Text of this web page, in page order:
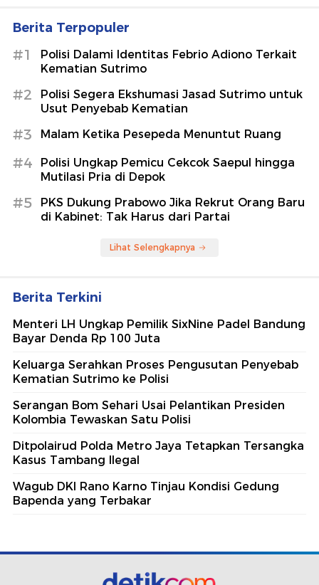
Berita Terpopuler
#1
Polisi Dalami Identitas Febrio Adiono Terkait
Kematian Sutrimo
#2
Polisi Segera Ekshumasi Jasad Sutrimo untuk
Usut Penyebab Kematian
#3 Malam Ketika Pesepeda Menuntut Ruang
#4
Polisi Ungkap Pemicu Cekcok Saepul hingga
Mutilasi Pria di Depok
#5
PKS Dukung Prabowo Jika Rekrut Orang Baru
di Kabinet: Tak Harus dari Partai
Lihat Selengkapnya
Berita Terkini
Menteri LH Ungkap Pemilik SixNine Padel Bandung
Bayar Denda Rp 100 Juta
Keluarga Serahkan Proses Pengusutan Penyebab
Kematian Sutrimo ke Polisi
Serangan Bom Sehari Usai Pelantikan Presiden
Kolombia Tewaskan Satu Polisi
Ditpolairud Polda Metro Jaya Tetapkan Tersangka
Kasus Tambang Ilegal
Wagub DKI Rano Karno Tinjau Kondisi Gedung
Bapenda yang Terbakar